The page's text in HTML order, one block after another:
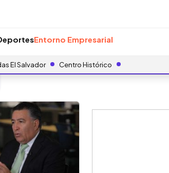
Entorno Empresarial
El Salvador Centro Histórico